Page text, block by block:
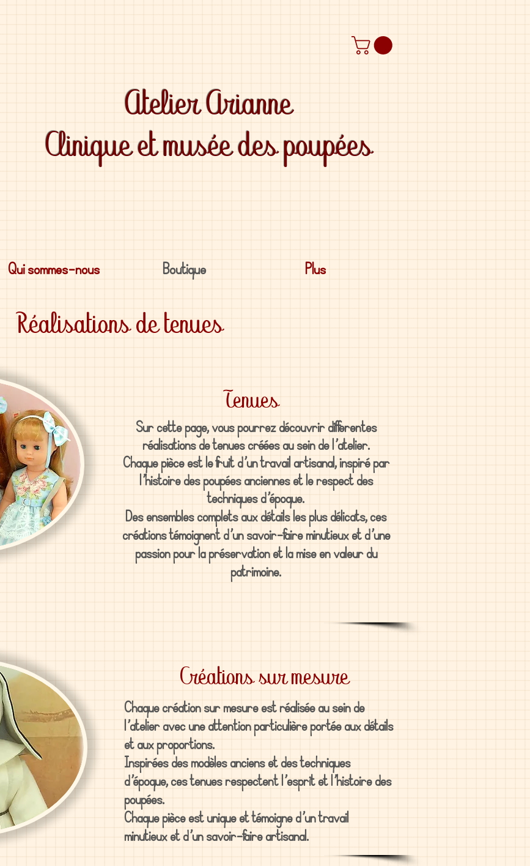
Atelier Arianne
Clinique et musée des poupées
Qui sommes-nous Boutique Plus
Réalisations de tenues
Tenues
Sur cette page, vous pourrez découvrir differentes
réalisations de tenues créées au sein de l’atelier.
Chaque pièce est le fruit d’un travail artisanal, inspiré par
l’histoire des poupées anciennes et le respect des
techniques d’époque.
Des ensembles complets aux détails les plus délicats, ces
créations témoignent d’un savoir-faire minutieux et d’une
passion pour la préservation et la mise en valeur du
patrimoine.
Créations sur mesure
Chaque création sur mesure est réalisée au sein de
l’atelier avec une attention particulière portée aux détails
et aux proportions.
Inspirées des modèles anciens et des techniques
d’époque, ces tenues respectent l’esprit et l’histoire des
poupées.
Chaque pièce est unique et témoigne d’un travail
minutieux et d’un savoir-faire artisanal.